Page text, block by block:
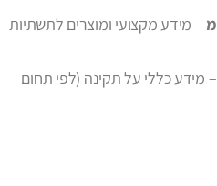
– מידע מקצועי ומוצרים לתשתיות
– מידע כללי על תקינה (לפי תחום